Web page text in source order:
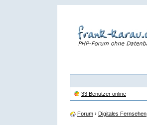
33 Benutzer online
Forum › Digitales Fernsehen